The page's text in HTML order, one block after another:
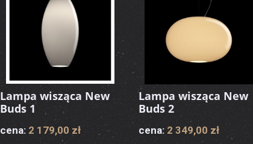
Lampa wisząca New
Buds 1
cena: 2 179,00 zł
Lampa wisząca New
Buds 2
cena: 2 349,00 zł